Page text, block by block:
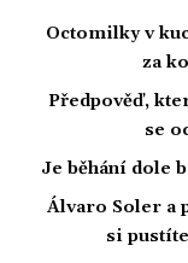
Octomilky v
za
Předpověď,
se
Je běhání dole
Álvaro Soler a
si